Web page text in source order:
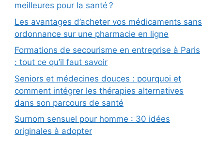
meilleures pour la santé ?
Les avantages d’acheter vos médicaments sans
ordonnance sur une pharmacie en ligne
Formations de secourisme en entreprise à Paris
: tout ce qu’il faut savoir
Seniors et médecines douces : pourquoi et
comment intégrer les thérapies alternatives
dans son parcours de santé
Surnom sensuel pour homme : 30 idées
originales à adopter